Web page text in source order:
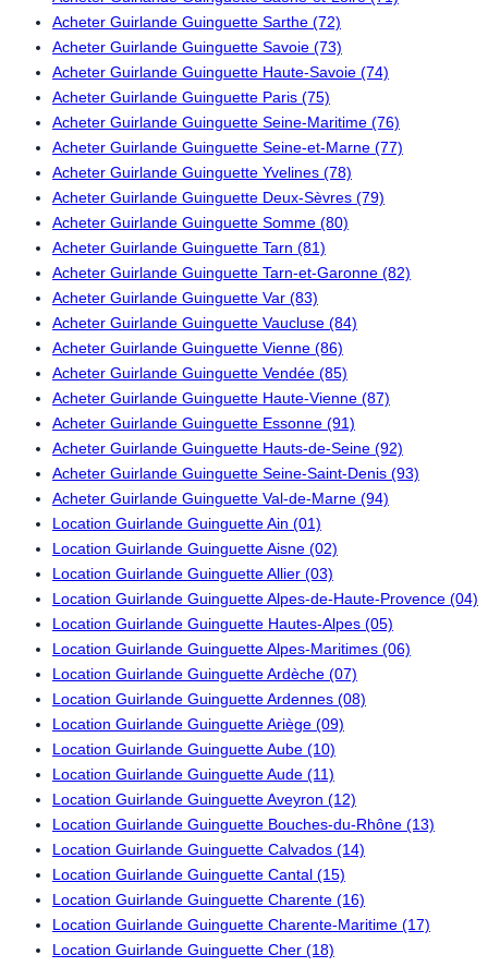
Acheter Guirlande Guinguette Sarthe (72)
Acheter Guirlande Guinguette Savoie (73)
Acheter Guirlande Guinguette Haute-Savoie (74)
Acheter Guirlande Guinguette Paris (75)
Acheter Guirlande Guinguette Seine-Maritime (76)
Acheter Guirlande Guinguette Seine-et-Marne (77)
Acheter Guirlande Guinguette Yvelines (78)
Acheter Guirlande Guinguette Deux-Sèvres (79)
Acheter Guirlande Guinguette Somme (80)
Acheter Guirlande Guinguette Tarn (81)
Acheter Guirlande Guinguette Tarn-et-Garonne (82)
Acheter Guirlande Guinguette Var (83)
Acheter Guirlande Guinguette Vaucluse (84)
Acheter Guirlande Guinguette Vienne (86)
Acheter Guirlande Guinguette Vendée (85)
Acheter Guirlande Guinguette Haute-Vienne (87)
Acheter Guirlande Guinguette Essonne (91)
Acheter Guirlande Guinguette Hauts-de-Seine (92)
Acheter Guirlande Guinguette Seine-Saint-Denis (93)
Acheter Guirlande Guinguette Val-de-Marne (94)
Location Guirlande Guinguette Ain (01)
Location Guirlande Guinguette Aisne (02)
Location Guirlande Guinguette Allier (03)
Location Guirlande Guinguette Alpes-de-Haute-Provence (04)
Location Guirlande Guinguette Hautes-Alpes (05)
Location Guirlande Guinguette Alpes-Maritimes (06)
Location Guirlande Guinguette Ardèche (07)
Location Guirlande Guinguette Ardennes (08)
Location Guirlande Guinguette Ariège (09)
Location Guirlande Guinguette Aube (10)
Location Guirlande Guinguette Aude (11)
Location Guirlande Guinguette Aveyron (12)
Location Guirlande Guinguette Bouches-du-Rhône (13)
Location Guirlande Guinguette Calvados (14)
Location Guirlande Guinguette Cantal (15)
Location Guirlande Guinguette Charente (16)
Location Guirlande Guinguette Charente-Maritime (17)
Location Guirlande Guinguette Cher (18)